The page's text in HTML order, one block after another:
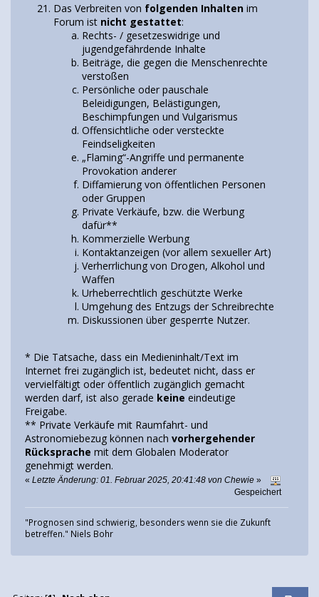
Das Verbreiten von folgenden Inhalten im
Forum ist nicht gestattet:
Rechts- / gesetzeswidrige und
jugendgefährdende Inhalte
Beiträge, die gegen die Menschenrechte
verstoßen
Persönliche oder pauschale
Beleidigungen, Belästigungen,
Beschimpfungen und Vulgarismus
Offensichtliche oder versteckte
Feindseligkeiten
„Flaming“-Angriffe und permanente
Provokation anderer
Diffamierung von öffentlichen Personen
oder Gruppen
Private Verkäufe, bzw. die Werbung
dafür**
Kommerzielle Werbung
Kontaktanzeigen (vor allem sexueller Art)
Verherrlichung von Drogen, Alkohol und
Waffen
Urheberrechtlich geschützte Werke
Umgehung des Entzugs der Schreibrechte
Diskussionen über gesperrte Nutzer.
* Die Tatsache, dass ein Medieninhalt/Text im
Internet frei zugänglich ist, bedeutet nicht, dass er
vervielfältigt oder öffentlich zugänglich gemacht
werden darf, ist also gerade keine eindeutige
Freigabe.
** Private Verkäufe mit Raumfahrt- und
Astronomiebezug können nach vorhergehender
Rücksprache mit dem Globalen Moderator
genehmigt werden.
« Letzte Änderung: 01. Februar 2025, 20:41:48 von Chewie »
Gespeichert
"Prognosen sind schwierig, besonders wenn sie die Zukunft
betreffen." Niels Bohr